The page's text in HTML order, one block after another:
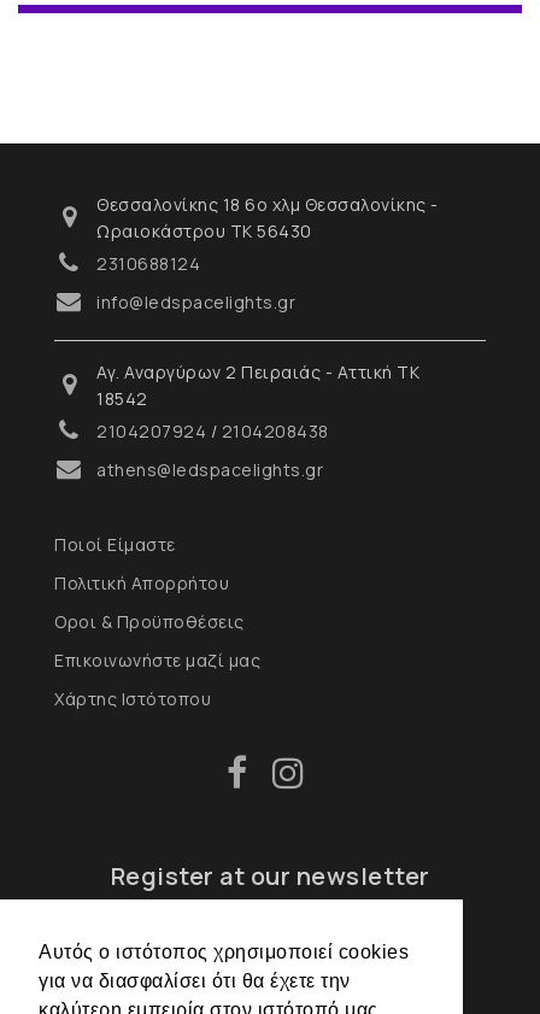
Αυτός ο ιστότοπος χρησιμοποιεί cookies
για να διασφαλίσει ότι θα έχετε την
Θεσσαλονίκης 18 6ο χλμ Θεσσαλονίκης -
Ωραιοκάστρου ΤΚ 56430
2310688124
info@ledspacelights.gr
Αγ. Αναργύρων 2 Πειραιάς - Αττική ΤΚ
18542
2104207924 / 2104208438
athens@ledspacelights.gr
Ποιοί Είμαστε
Πολιτική Απορρήτου
Οροι & Προϋποθέσεις
Επικοινωνήστε μαζί μας
Χάρτης Ιστότοπου
Register at our newsletter
REGISTER